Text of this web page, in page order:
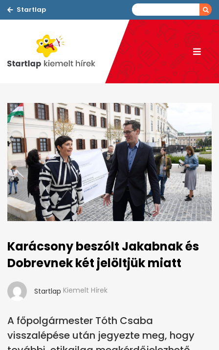
Startlap
Karácsony beszólt Jakabnak és
Dobrevnek két jelöltjük miatt
Startlap Kiemelt Hírek
A főpolgármester Tóth Csaba
visszalépése után jegyezte meg, hogy